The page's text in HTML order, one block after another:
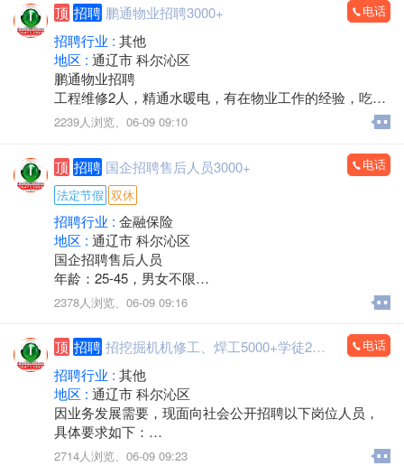
科学历提升
有无经验都可，有销冠老师带
上班时间：
8点30-12点，下午2点30-6点
每周休息一天
法定节假日休息
过年半个月休息
待遇：保底+绩效提成+团队提成+个人分成+各种福利、
年收入5-8万左右
电话微信同号：18947357031张老师(如需咨询，请在上
班时间拨打)
华建教育
顶 招聘 鹏通物业招聘3000+ 电话
招聘行业 : 其他
地区 : 通辽市 科尔沁区
鹏通物业招聘
工程维修2人，精通水暖电，有在物业工作的经验，吃苦
耐劳，年龄58周岁以下，带证。
工资待遇：3000-4000元四天公休，节假日串休。
联系电话：15334921717
2239人浏览、 06-09 09:10
顶 招聘 国企招聘售后人员3000+
电话
法定节假 双休
招聘行业 : 金融保险
地区 : 通辽市 科尔沁区
国企招聘售后人员
年龄：25-45，男女不限
工作内容：信息整理，负责打回访电话，工作简单自
由，提供培训。
薪资待遇：半天班，早8.30至10.30，周六日双休，节假
日休。 保底3000+服务津贴。
联系人：靳经理15547555921
2378人浏览、 06-09 09:16
顶 招聘 招挖掘机机修工、焊工5000+学徒2000 电话
招聘行业 : 其他
地区 : 通辽市 科尔沁区
因业务发展需要，现面向社会公开招聘以下岗位人员，
具体要求如下：
一、招聘岗位及岗位职责
2714人浏览、 06-09 09:23